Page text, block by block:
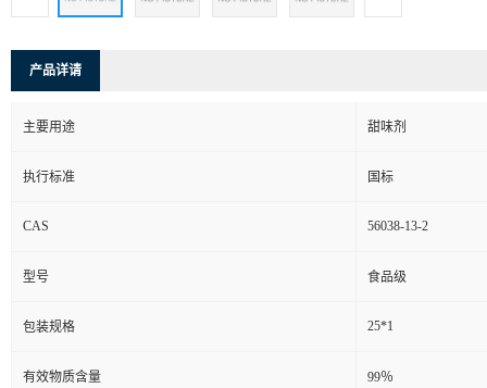
产品详请
主要用途 甜味剂
执行标准 国标
CAS 56038-13-2
型号 食品级
包装规格 25*1
有效物质含量 99％